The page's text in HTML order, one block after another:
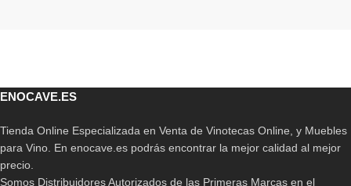
ENOCAVE.ES
Tienda Online Especializada en Venta de Vinotecas Online, y Muebles
para Vino. En enocave.es podrás encontrar la mejor calidad al mejor
precio.
Somos Distribuidores Autorizados de las Primeras Marcas en el